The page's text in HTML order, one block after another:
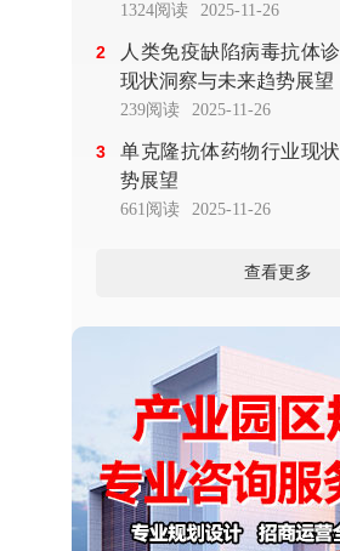
1324阅读 2025-11-26
2
人类免疫缺陷病毒抗体
现状洞察与未来趋势展望
239阅读 2025-11-26
3
单克隆抗体药物行业现
势展望
661阅读 2025-11-26
查看更多